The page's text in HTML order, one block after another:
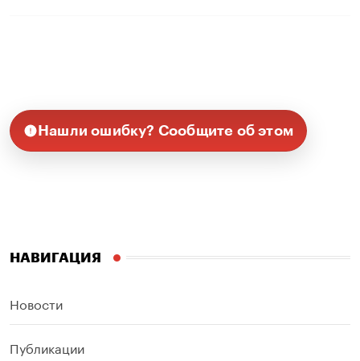
Нашли ошибку? Сообщите об этом
НАВИГАЦИЯ
Новости
Публикации